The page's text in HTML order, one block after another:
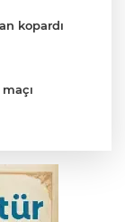
kopardı